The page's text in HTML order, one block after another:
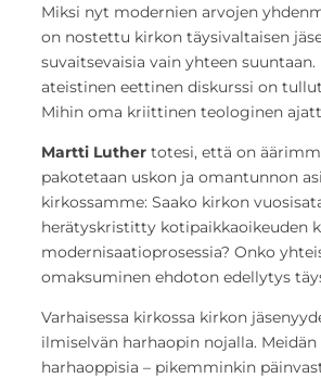
Miksi nyt modernien arvojen
on nostettu kirkon täysivaltaisen
suvaitsevaisia vain yhteen
ateistinen eettinen diskurssi on
Mihin oma kriittinen teologinen
Martti Luthertotesi, että on
pakotetaan uskon ja omantunnon
kirkossamme: Saako kirkon
herätyskristitty kotipaikkaoikeuden
modernisaatioprosessia? Onko
omaksuminen ehdoton edellytys
Varhaisessa kirkossa kirkon
ilmiselvän harhaopin nojalla.
harhaoppisia – pikemminkin